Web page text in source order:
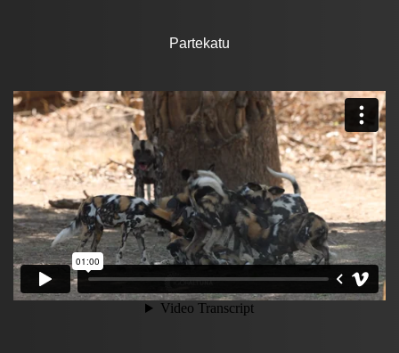
Partekatu